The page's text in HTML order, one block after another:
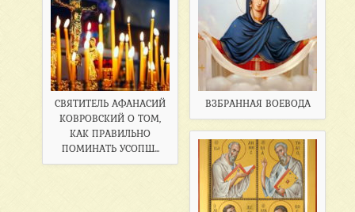
СВЯТИТЕЛЬ АФАНАСИЙ
КОВРОВСКИЙ О ТОМ,
КАК ПРАВИЛЬНО
ПОМИНАТЬ УСОПШ...
ВЗБРАННАЯ ВОЕВОДА